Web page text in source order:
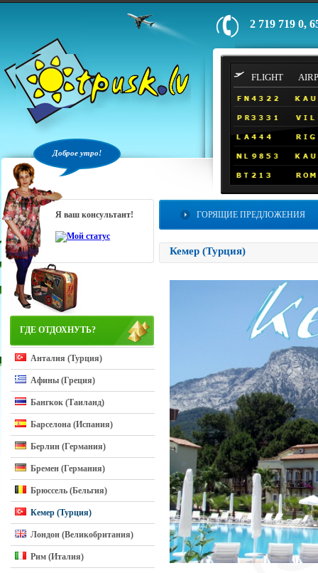
Доброе утро!
2 719 719 0,
FLIGHT
Я ваш консультант!
ГДЕ ОТДОХНУТЬ?
Анталия (Турция)
Афины (Греция)
Бангкок (Таиланд)
Барселона (Испания)
Берлин (Германия)
Бремен (Германия)
Брюссель (Бельгия)
Кемер (Турция)
Лондон (Великобритания)
Рим (Италия)
ГОРЯЩИЕ ПРЕДЛОЖЕНИЯ
Кемер (Турция)